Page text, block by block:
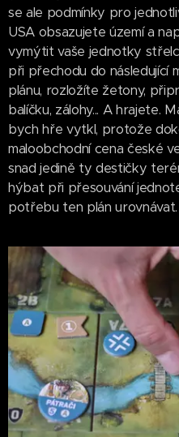
se ale podmínky pro
USA obsazujete území a
vymýtit vaše jednotky
při přechodu do následující
plánu, rozložíte žetony,
balíčku, zálohy... A hrajete.
bych hře vytkl, protože
maloobchodní cena české
snad jedině ty destičky
hýbat při přesouvání
potřebu ten plán urovnávat.